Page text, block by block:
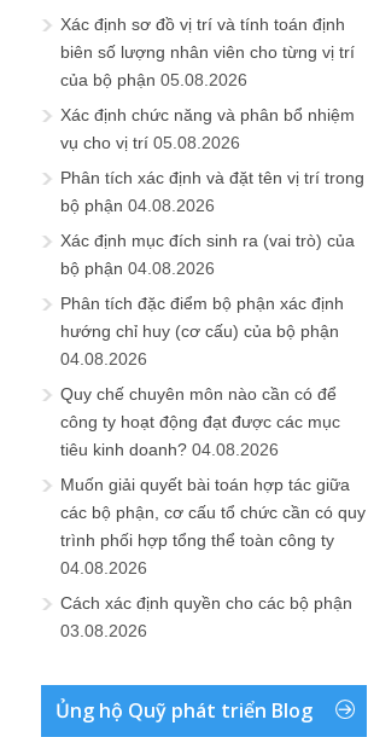
Xác định sơ đồ vị trí và tính toán định
biên số lượng nhân viên cho từng vị trí
của bộ phận 05.08.2026
Xác định chức năng và phân bổ nhiệm
vụ cho vị trí 05.08.2026
Phân tích xác định và đặt tên vị trí trong
bộ phận 04.08.2026
Xác định mục đích sinh ra (vai trò) của
bộ phận 04.08.2026
Phân tích đặc điểm bộ phận xác định
hướng chỉ huy (cơ cấu) của bộ phận
04.08.2026
Quy chế chuyên môn nào cần có để
công ty hoạt động đạt được các mục
tiêu kinh doanh? 04.08.2026
Muốn giải quyết bài toán hợp tác giữa
các bộ phận, cơ cấu tổ chức cần có quy
trình phối hợp tổng thể toàn công ty
04.08.2026
Cách xác định quyền cho các bộ phận
03.08.2026
Ủng hộ Quỹ phát triển Blog